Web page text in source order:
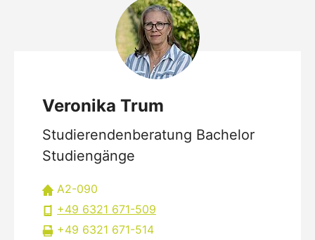
Veronika Trum
Studierendenberatung Bachelor
Studiengänge
A2-090
+49 6321 671-509
+49 6321 671-514